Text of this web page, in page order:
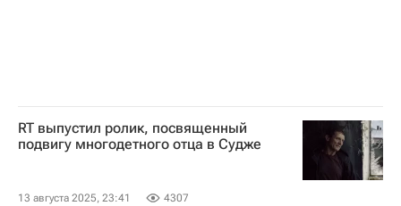
RT выпустил ролик, посвященный
подвигу многодетного отца в Судже
13 августа 2025, 23:41 4307